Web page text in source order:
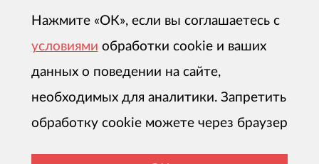
Нажмите «ОК», если вы соглашаетесь с
условиями обработки cookie и ваших
данных о поведении на сайте,
необходимых для аналитики. Запретить
обработку cookie можете через браузер